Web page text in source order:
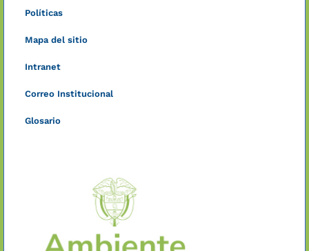
Políticas
Mapa del sitio
Intranet
Correo Institucional
Glosario